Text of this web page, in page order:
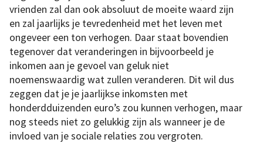
vrienden zal dan ook absoluut de moeite waard zijn
en zal jaarlijks je tevredenheid met het leven met
ongeveer een ton verhogen. Daar staat bovendien
tegenover dat veranderingen in bijvoorbeeld je
inkomen aan je gevoel van geluk niet
noemenswaardig wat zullen veranderen. Dit wil dus
zeggen dat je je jaarlijkse inkomsten met
honderdduizenden euro’s zou kunnen verhogen, maar
nog steeds niet zo gelukkig zijn als wanneer je de
invloed van je sociale relaties zou vergroten.